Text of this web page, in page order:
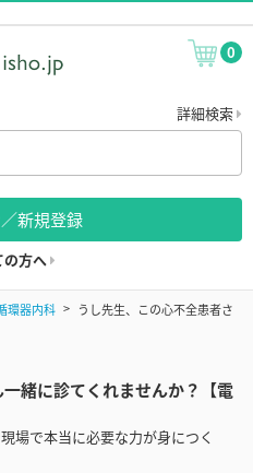
0
詳細検索
新規登録
の方へ
環器内科
うし先生、この心不全患者さ
緒に診てくれませんか？【電
場で本当に必要な力が身につく